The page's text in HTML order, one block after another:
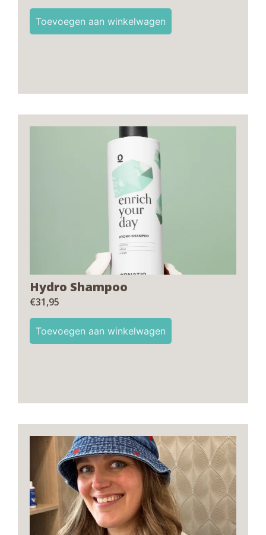
Toevoegen aan winkelwagen
Hydro Shampoo
€31,95
Toevoegen aan winkelwagen